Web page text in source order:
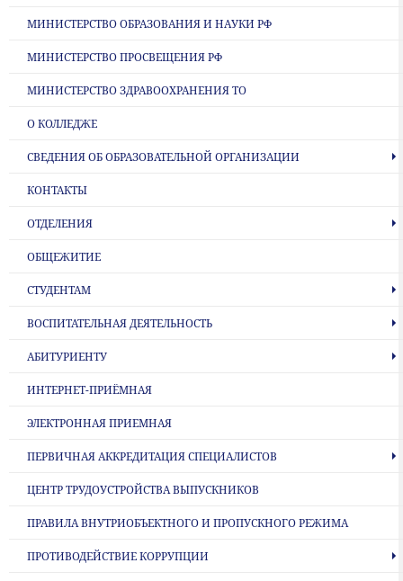
МИНИСТЕРСТВО ОБРАЗОВАНИЯ И НАУКИ РФ
МИНИСТЕРСТВО ПРОСВЕЩЕНИЯ РФ
МИНИСТЕРСТВО ЗДРАВООХРАНЕНИЯ ТО
О КОЛЛЕДЖЕ
СВЕДЕНИЯ ОБ ОБРАЗОВАТЕЛЬНОЙ ОРГАНИЗАЦИИ
КОНТАКТЫ
ОТДЕЛЕНИЯ
ОБЩЕЖИТИЕ
СТУДЕНТАМ
ВОСПИТАТЕЛЬНАЯ ДЕЯТЕЛЬНОСТЬ
АБИТУРИЕНТУ
ИНТЕРНЕТ-ПРИЁМНАЯ
ЭЛЕКТРОННАЯ ПРИЕМНАЯ
ПЕРВИЧНАЯ АККРЕДИТАЦИЯ СПЕЦИАЛИСТОВ
ЦЕНТР ТРУДОУСТРОЙСТВА ВЫПУСКНИКОВ
ПРАВИЛА ВНУТРИОБЪЕКТНОГО И ПРОПУСКНОГО РЕЖИМА
ПРОТИВОДЕЙСТВИЕ КОРРУПЦИИ